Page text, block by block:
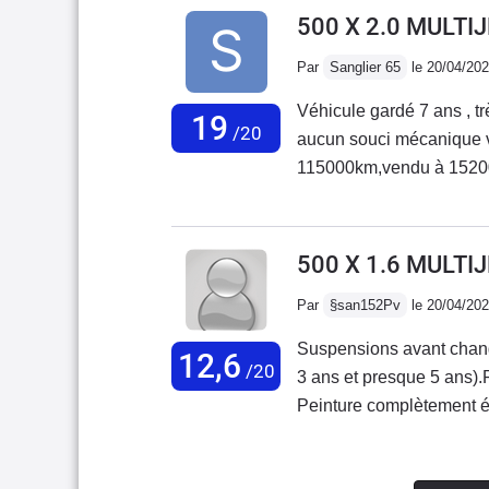
vraiment sympa et très
conduite, les 140 cv
assez silencieuse et
tissus de sièges, très
de l'eau....!!!!)J'ai aussi
baladait. Problème non
19 /20
500 X 2.0
Par Sanglier 65 le 20/04/
Véhicule gardé 7 ans ,
aucun souci mécanique vidange tous les 15000 km courroie de distribution à
115000km,vendu à 152000 contrôle technique vierge! Intérieur
vendue en
conduite !
12,6 /20
500 X 1.6
Par §san152Pv le 20/04/
Suspensions avant
3 ans et presque 5
Peinture complètement